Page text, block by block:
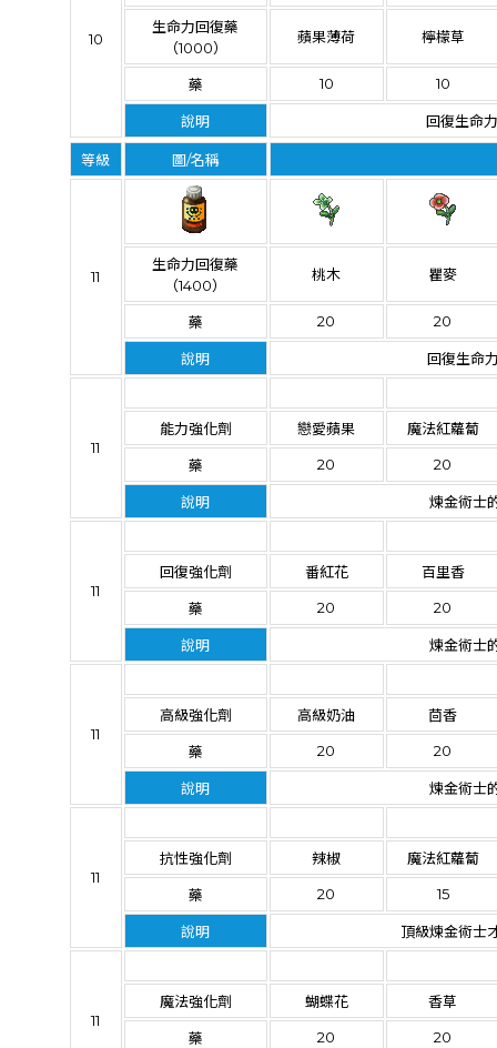
10
生命力回復藥
（1000）
蘋果薄荷 檸檬草
藥 10 10
說明 回復生命
等級 圖/名稱
11
生命力回復藥
（1400）
桃木 瞿麥
藥 20 20
說明 回復生命
11
能力強化劑 戀愛蘋果 魔法紅蘿蔔
藥 20 20
說明 煉金術士
11
回復強化劑 番紅花 百里香
藥 20 20
說明 煉金術士
11
高級強化劑 高級奶油 茴香
藥 20 20
說明 煉金術士
11
抗性強化劑 辣椒 魔法紅蘿蔔
藥 20 15
說明 頂級煉金術士
11
魔法強化劑 蝴蝶花 香草
藥 20 20